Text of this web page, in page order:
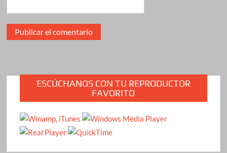
ESCÚCHANOS CON TU REPRODUCTOR
FAVORITO